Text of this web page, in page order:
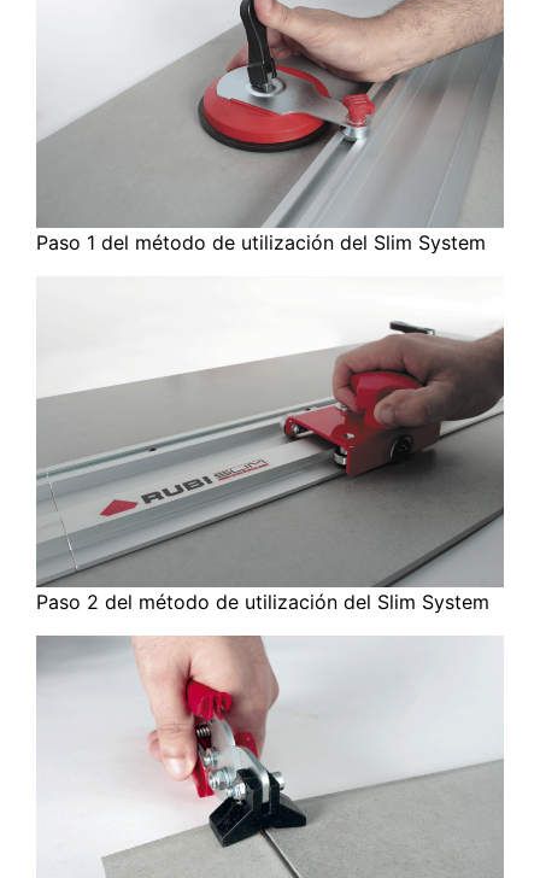
Paso 1 del método de utilización del Slim System
Paso 2 del método de utilización del Slim System